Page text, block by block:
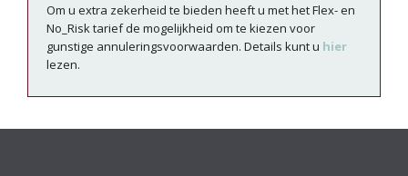
Om u extra zekerheid te bieden heeft u met het Flex- en
No_Risk tarief de mogelijkheid om te kiezen voor
gunstige annuleringsvoorwaarden. Details kunt u hier
lezen.